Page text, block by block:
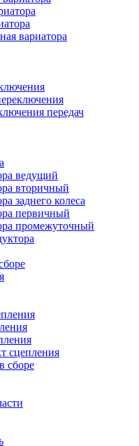
вариатора
передач
ведущий
вторичный
заднего колеса
первичный
промежуточный
сцепления
сборе